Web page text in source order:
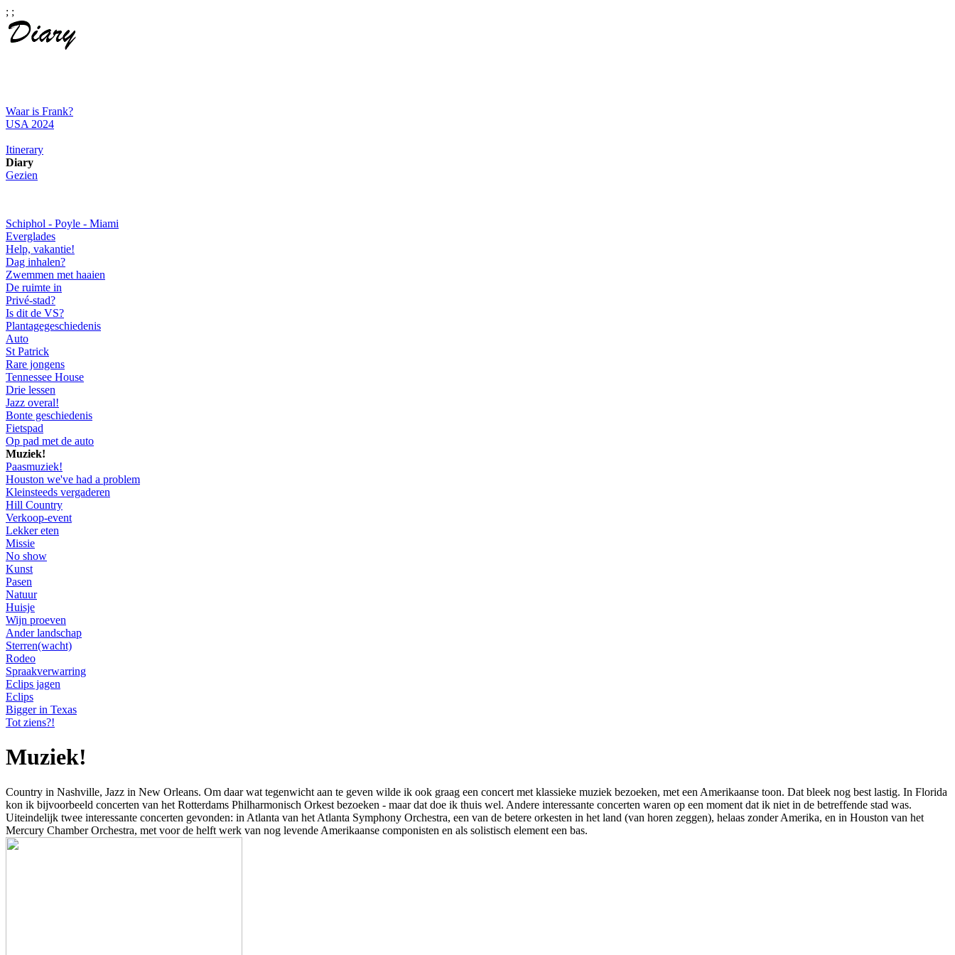
; ;
Waar is Frank?
USA 2024
Itinerary
Diary
Gezien
Schiphol - Poyle - Miami
Everglades
Help, vakantie!
Dag inhalen?
Zwemmen met haaien
De ruimte in
Privé-stad?
Is dit de VS?
Plantagegeschiedenis
Auto
St Patrick
Rare jongens
Tennessee House
Drie lessen
Jazz overal!
Bonte geschiedenis
Fietspad
Op pad met de auto
Muziek!
Paasmuziek!
Houston we've had a problem
Kleinsteeds vergaderen
Hill Country
Verkoop-event
Lekker eten
Missie
No show
Kunst
Pasen
Natuur
Huisje
Wijn proeven
Ander landschap
Sterren(wacht)
Rodeo
Spraakverwarring
Eclips jagen
Eclips
Bigger in Texas
Tot ziens?!
Muziek!
Country in Nashville, Jazz in New Orleans. Om daar wat tegenwicht aan te geven wilde ik ook graag een concert met klassieke muziek bezoeken, met een Amerikaanse toon. Dat bleek nog best lastig. In Florida
kon ik bijvoorbeeld concerten van het Rotterdams Philharmonisch Orkest bezoeken - maar dat doe ik thuis wel. Andere interessante concerten waren op een moment dat ik niet in de betreffende stad was.
Uiteindelijk twee interessante concerten gevonden: in Atlanta van het Atlanta Symphony Orchestra, een van de betere orkesten in het land (van horen zeggen), helaas zonder Amerika, en in Houston van het
Mercury Chamber Orchestra, met voor de helft werk van nog levende Amerikaanse componisten en als solistisch element een bas.